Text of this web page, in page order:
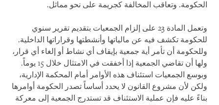
الحكومة. وتعاقب المخالفة كجريمة على نحو مماثل.
وتعمل المادة 23 على إلزام الجمعيات بتقديم تقرير سنوي
للحكومة تكشف فيه عن مالياتها وأنشطتها وقراراتها الداخلية.
وللحكومة أن تأمر أية جمعية بإيقاف أي نشاط أو إلغاء أي قرار،
ولها أن تقاضي الجمعية إذا أخفقت في الامتثال خلال 15 يوماً.
وبوسع الجمعيات استئناف هذه الأوامر أمام المحكمة الإدارية،
ولكن لأن مشروع القانون لا يحدد أساساً تصدر الحكومة أوامرها
بناءً عليه فإن عملية الاستئناف قد تستدرج الجمعية إلى معركة